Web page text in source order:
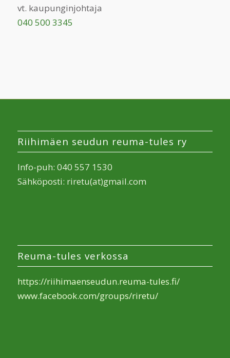
vt. kaupunginjohtaja
040 500 3345
Riihimäen seudun reuma-tules ry
Info-puh: 040 557 1530
Sähköposti: riretu(at)gmail.com
Reuma-tules verkossa
https://riihimaenseudun.reuma-tules.fi/
www.facebook.com/groups/riretu/